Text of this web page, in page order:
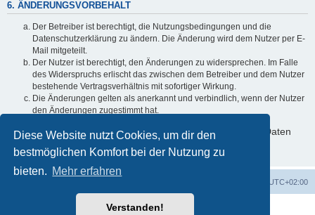
Diese Website nutzt Cookies, um dir den
bestmöglichen Komfort bei der Nutzung zu
bieten. Mehr erfahren
Verstanden!
6. ÄNDERUNGSVORBEHALT
Der Betreiber ist berechtigt, die Nutzungsbedingungen und die
Datenschutzerklärung zu ändern. Die Änderung wird dem Nutzer per E-
Mail mitgeteilt.
Der Nutzer ist berechtigt, den Änderungen zu widersprechen. Im Falle
des Widerspruchs erlischt das zwischen dem Betreiber und dem Nutzer
bestehende Vertragsverhältnis mit sofortiger Wirkung.
Die Änderungen gelten als anerkannt und verbindlich, wenn der Nutzer
den Änderungen zugestimmt hat.
Informationen über den Umgang mit deinen persönlichen Daten
sind in der Datenschutzerklärung enthalten.
UTC+02:00
Powered byphpBB® Forum Software © phpBB Limited